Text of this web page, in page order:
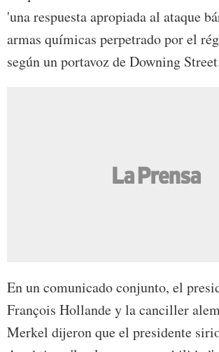
'una respuesta apropiada al ataque
armas químicas perpetrado por el
según un portavoz de Downing
En un comunicado conjunto, el
François Hollande y la canciller
Merkel dijeron que el presidente